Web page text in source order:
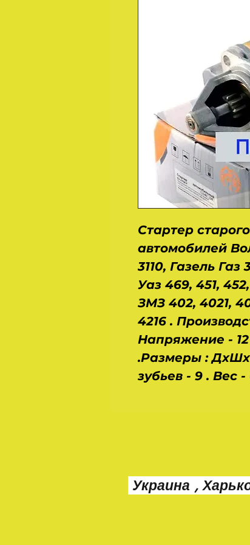
Стартер
автомобилей
3110, Газель Газ
Уаз 469, 451,
ЗМЗ 402, 4021,
4216 .
Напряжение -
.Размеры :
зубьев - 9 . Вес -
Украина ,